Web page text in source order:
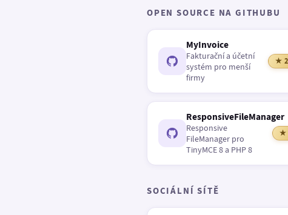
OPEN SOURCE NA GITHUBU
MyInvoice
Fakturační a účetní
systém pro menší
firmy
★
ResponsiveFileManager
Responsive
FileManager pro
TinyMCE 8 a PHP 8
★
SOCIÁLNÍ SÍTĚ